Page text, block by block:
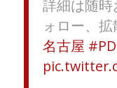
詳細は随
ォロー、拡
名古屋